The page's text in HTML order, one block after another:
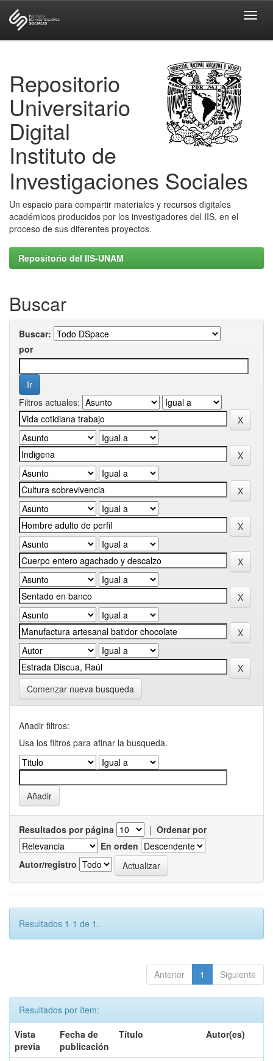
Repositorio
Universitario
Digital
Instituto de
Investigaciones Sociales
Un espacio para compartir materiales y recursos digitales
académicos producidos por los investigadores del IIS, en el
proceso de sus diferentes proyectos.
Repositorio del IIS-UNAM
Buscar
Buscar:
por
Filtros actuales:
Comenzar nueva busqueda
Añadir filtros:
Usa los filtros para afinar la busqueda.
Resultados por página | Ordenar por
En orden
Autor/registro
Resultados 1-1 de 1.
Anterior 1 Siguiente
Resultados por ítem:
Vista
previa
Fecha de
publicación
Título Autor(es)